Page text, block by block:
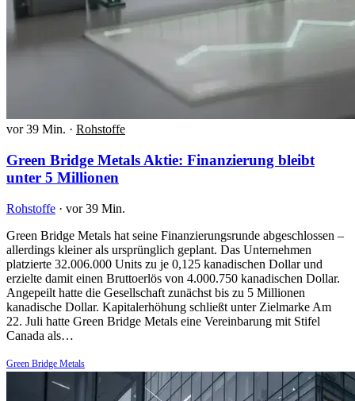
vor 39 Min. · Rohstoffe
Green Bridge Metals Aktie: Finanzierung bleibt
unter 5 Millionen
Rohstoffe · vor 39 Min.
Green Bridge Metals hat seine Finanzierungsrunde abgeschlossen –
allerdings kleiner als ursprünglich geplant. Das Unternehmen
platzierte 32.006.000 Units zu je 0,125 kanadischen Dollar und
erzielte damit einen Bruttoerlös von 4.000.750 kanadischen Dollar.
Angepeilt hatte die Gesellschaft zunächst bis zu 5 Millionen
kanadische Dollar. Kapitalerhöhung schließt unter Zielmarke Am
22. Juli hatte Green Bridge Metals eine Vereinbarung mit Stifel
Canada als…
Green Bridge Metals